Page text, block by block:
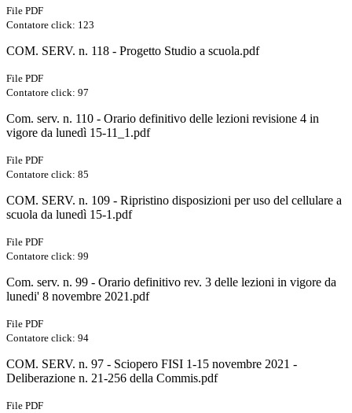
File PDF
Contatore click: 123
COM. SERV. n. 118 - Progetto Studio a scuola.pdf
File PDF
Contatore click: 97
Com. serv. n. 110 - Orario definitivo delle lezioni revisione 4 in
vigore da lunedì 15-11_1.pdf
File PDF
Contatore click: 85
COM. SERV. n. 109 - Ripristino disposizioni per uso del cellulare a
scuola da lunedì 15-1.pdf
File PDF
Contatore click: 99
Com. serv. n. 99 - Orario definitivo rev. 3 delle lezioni in vigore da
lunedi' 8 novembre 2021.pdf
File PDF
Contatore click: 94
COM. SERV. n. 97 - Sciopero FISI 1-15 novembre 2021 -
Deliberazione n. 21-256 della Commis.pdf
File PDF